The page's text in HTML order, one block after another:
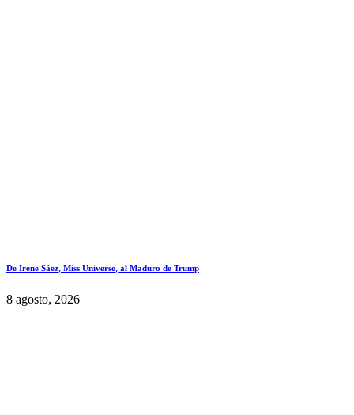
De Irene Sáez, Miss Universe, al Maduro de Trump
8 agosto, 2026